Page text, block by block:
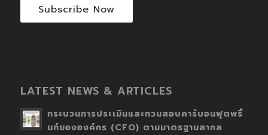
Subscribe Now
LATEST NEWS & ARTICLES
กระบวนการประเมินและทวนสอบคาร์บอนฟุตพริ้
นท์ขององค์กร (CFO) ตามมาตรฐานสากล